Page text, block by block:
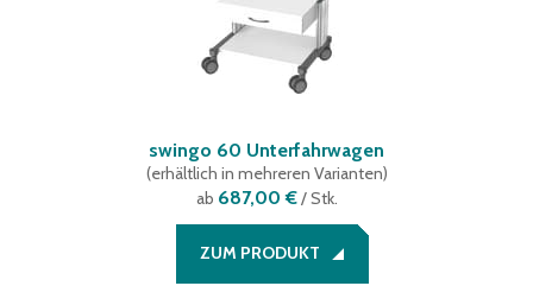
swingo 60 Unterfahrwagen
(erhältlich in mehreren Varianten)
ab 687,00 €/ Stk.
ZUM PRODUKT